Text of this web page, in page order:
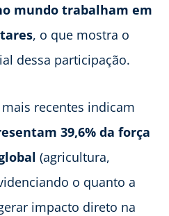
mundo trabalham em
, o que mostra o
dessa participação.
recentes indicam
39,6% da força
(agricultura,
o quanto a
impacto direto na